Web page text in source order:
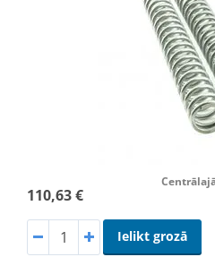
110,63 €
Ielikt grozā